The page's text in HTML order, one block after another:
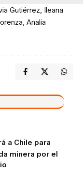
Gutiérrez, Ileana
Analia
a Chile para
minera por el